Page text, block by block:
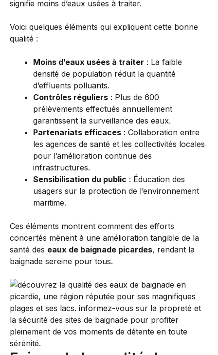
signifie moins d’eaux usées à traiter.
Voici quelques éléments qui expliquent cette bonne
qualité :
Moins d’eaux usées à traiter : La faible
densité de population réduit la quantité
d’effluents polluants.
Contrôles réguliers : Plus de 600
prélèvements effectués annuellement
garantissent la surveillance des eaux.
Partenariats efficaces : Collaboration entre
les agences de santé et les collectivités locales
pour l’amélioration continue des
infrastructures.
Sensibilisation du public : Éducation des
usagers sur la protection de l’environnement
maritime.
Ces éléments montrent comment des efforts
concertés mènent à une amélioration tangible de la
santé des eaux de baignade picardes, rendant la
baignade sereine pour tous.